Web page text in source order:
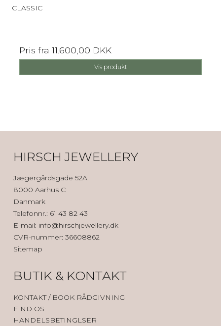
CLASSIC
Pris fra 11.600,00 DKK
Vis produkt
HIRSCH JEWELLERY
Jægergårdsgade 52A
8000 Aarhus C
Danmark
Telefonnr.: 61 43 82 43
E-mail: info@hirschjewellery.dk
CVR-nummer: 36608862
Sitemap
BUTIK & KONTAKT
KONTAKT / BOOK RÅDGIVNING
FIND OS
HANDELSBETINGLSER